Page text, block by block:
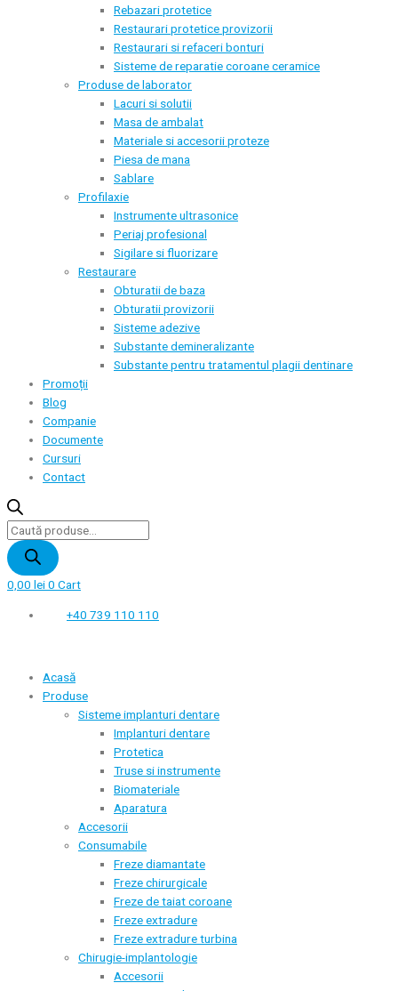
Rebazari protetice
Restaurari protetice provizorii
Restaurari si refaceri bonturi
Sisteme de reparatie coroane ceramice
Produse de laborator
Lacuri si solutii
Masa de ambalat
Materiale si accesorii proteze
Piesa de mana
Sablare
Profilaxie
Instrumente ultrasonice
Periaj profesional
Sigilare si fluorizare
Restaurare
Obturatii de baza
Obturatii provizorii
Sisteme adezive
Substante demineralizante
Substante pentru tratamentul plagii dentinare
Promoții
Blog
Companie
Documente
Cursuri
Contact
Products
search
0,00 lei0 Cart
+40 739 110 110
Acasă
Produse
Sisteme implanturi dentare
Implanturi dentare
Protetica
Truse si instrumente
Biomateriale
Aparatura
Accesorii
Consumabile
Freze diamantate
Freze chirurgicale
Freze de taiat coroane
Freze extradure
Freze extradure turbina
Chirugie-implantologie
Accesorii